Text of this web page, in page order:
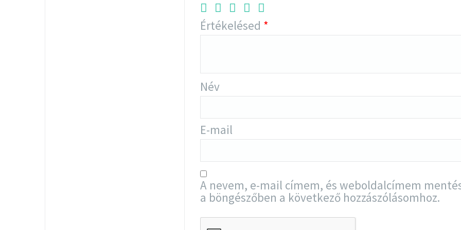
Értékelésed *
Név
E-mail
A nevem, e-mail címem, és weboldalcímem
a böngészőben a következő hozzászólásomhoz.